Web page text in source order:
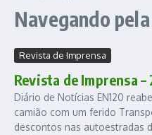
Navegando
Revista de Imprensa
Revista de Imprensa
Diário de Notícias EN120
camião com um ferido
descontos nas autoestradas